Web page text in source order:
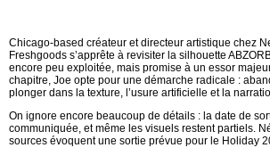
Chicago-based créateur et directeur artistique chez
Freshgoods s’apprête à revisiter la silhouette
encore peu exploitée, mais promise à un essor
chapitre, Joe opte pour une démarche radicale :
plonger dans la texture, l’usure artificielle et la
On ignore encore beaucoup de détails : la date de
communiquée, et même les visuels restent partiels.
sources évoquent une sortie prévue pour le Holiday